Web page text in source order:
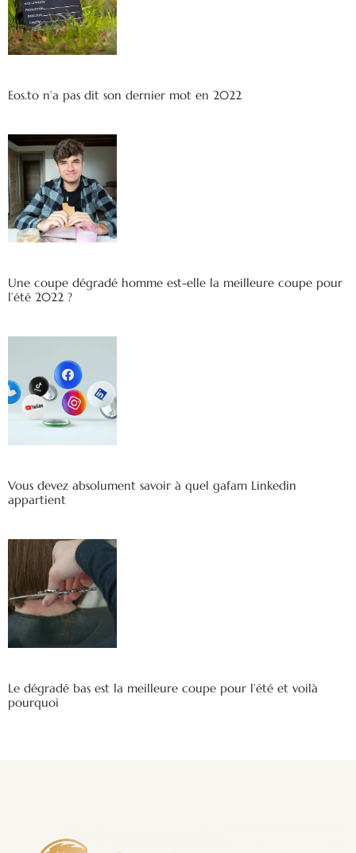
Eos.to n’a pas dit son dernier mot en 2022
Une coupe dégradé homme est-elle la meilleure coupe pour
l’été 2022 ?
Vous devez absolument savoir à quel gafam Linkedin
appartient
Le dégradé bas est la meilleure coupe pour l’été et voilà
pourquoi